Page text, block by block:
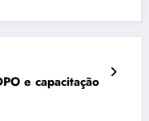
e capacitação